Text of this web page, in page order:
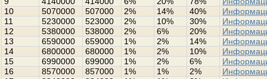
10
5070000 507000 2% 14% 40%
11
5230000 523000 2% 10% 30%
12
5380000 538000 2% 6% 20%
13
6590000 659000 1% 2% 14%
14
6800000 680000 1% 2% 10%
15
6990000 699000 1% 2% 6%
16
8570000 857000 1% 1% 2%